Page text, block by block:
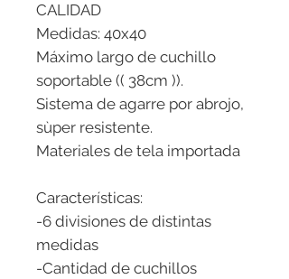
CALIDAD
Medidas: 40x40
Máximo largo de cuchillo
soportable (( 38cm )).
Sistema de agarre por abrojo,
sùper resistente.
Materiales de tela importada
Características:
-6 divisiones de distintas
medidas
-Cantidad de cuchillos